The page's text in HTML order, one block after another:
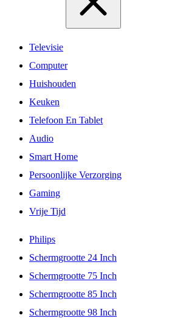
Televisie
Computer
Huishouden
Keuken
Telefoon En Tablet
Audio
Smart Home
Persoonlijke Verzorging
Gaming
Vrije Tijd
Philips
Schermgrootte 24 Inch
Schermgrootte 75 Inch
Schermgrootte 85 Inch
Schermgrootte 98 Inch